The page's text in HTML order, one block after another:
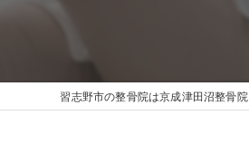
習志野市の整骨院は京成津田沼整骨院